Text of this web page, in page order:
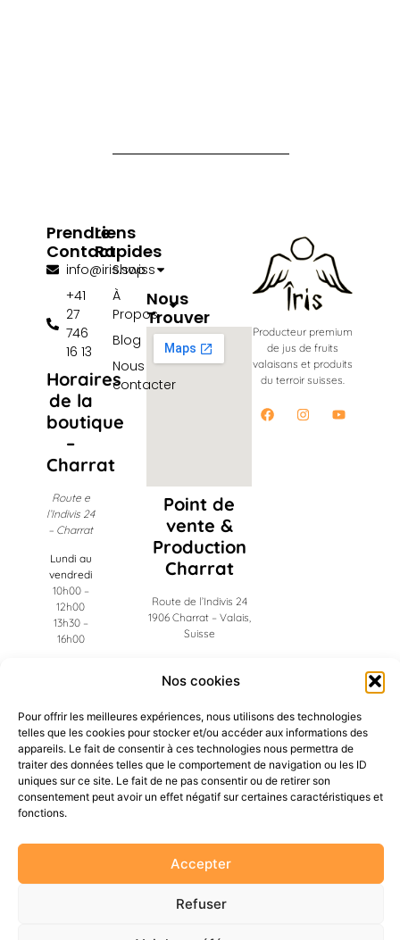
Nos cookies
Pour offrir les meilleures expériences, nous utilisons des technologies
telles que les cookies pour stocker et/ou accéder aux informations des
appareils. Le fait de consentir à ces technologies nous permettra de
traiter des données telles que le comportement de navigation ou les ID
uniques sur ce site. Le fait de ne pas consentir ou de retirer son
consentement peut avoir un effet négatif sur certaines caractéristiques et
fonctions.
Accepter
Refuser
Prendre
Contact
info@iris.swiss
+41
27
746
16 13
Horaires
de la
boutique
–
Charrat
Route e
l’Indivis 24
– Charrat
Lundi au
vendredi
10h00 –
12h00
13h30 –
16h00
Liens
Rapides
Shop
À
Propos
Blog
Nous
contacter
Nous
Trouver
Point de
vente &
Production
Charrat
Route de l’Indivis 24
1906 Charrat – Valais,
Suisse
Administration
Riddes
Ch. des Frigos 19
1908 Riddes – Valais,
Producteur premium
de jus de fruits
valaisans et produits
du terroir suisses.